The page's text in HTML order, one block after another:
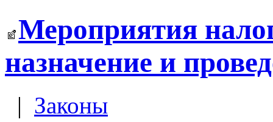
Мероприятия
назначение и
| Законы